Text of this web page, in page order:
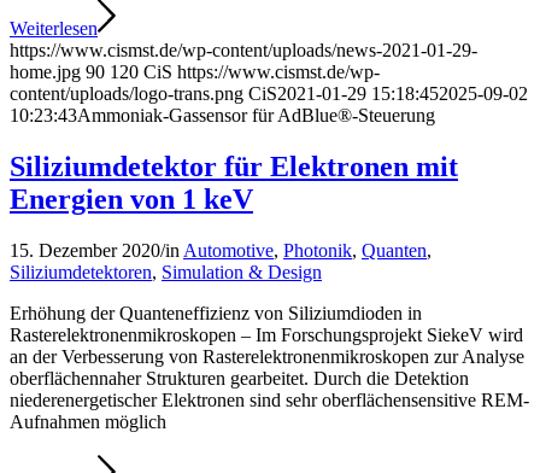
Weiterlesen
https://www.cismst.de/wp-content/uploads/news-2021-01-29-
home.jpg 90 120 CiS https://www.cismst.de/wp-
content/uploads/logo-trans.png CiS2021-01-29 15:18:452025-09-02
10:23:43Ammoniak-Gassensor für AdBlue®-Steuerung
Siliziumdetektor für Elektronen mit
Energien von 1 keV
15. Dezember 2020/in Automotive, Photonik, Quanten,
Siliziumdetektoren, Simulation & Design
Erhöhung der Quanteneffizienz von Siliziumdioden in
Rasterelektronenmikroskopen – Im Forschungsprojekt SiekeV wird
an der Verbesserung von Rasterelektronenmikroskopen zur Analyse
oberflächennaher Strukturen gearbeitet. Durch die Detektion
niederenergetischer Elektronen sind sehr oberflächensensitive REM-
Aufnahmen möglich